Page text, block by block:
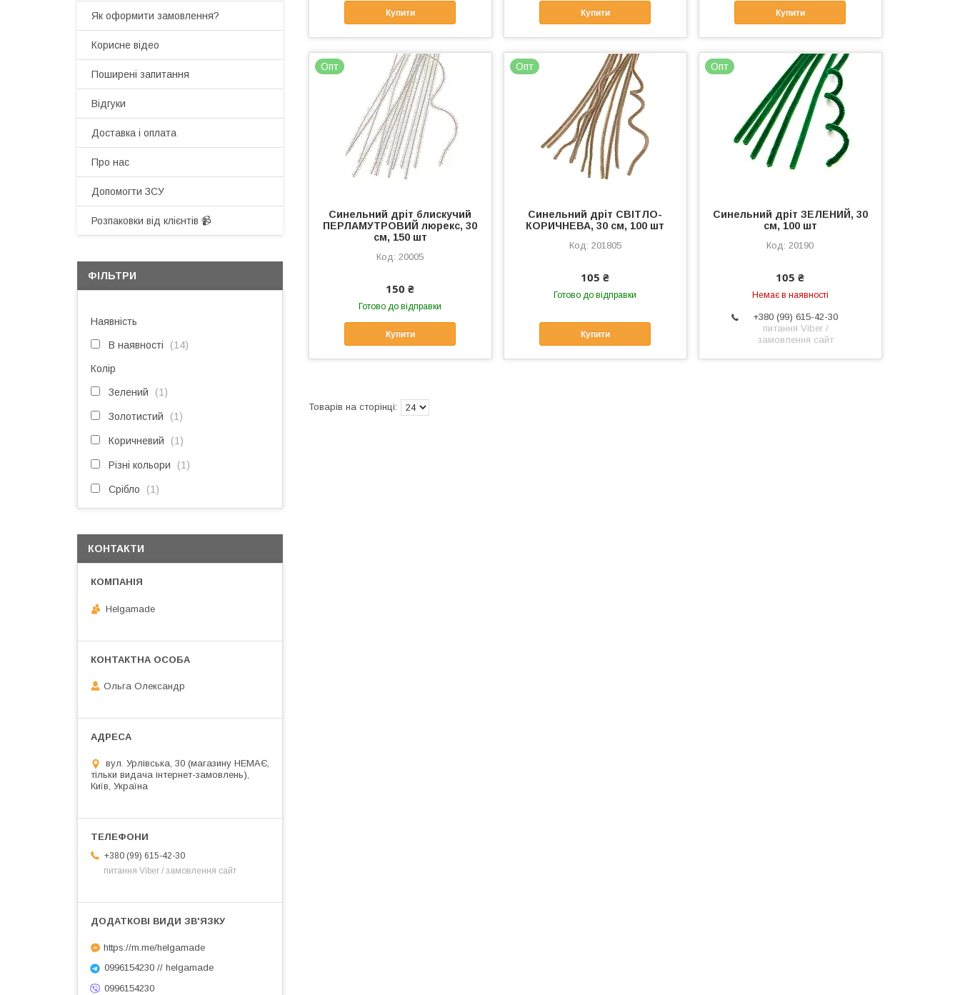
Купити Купити Купити
Опт
Синельний дріт блискучий
ПЕРЛАМУТРОВИЙ люрекс, 30
см, 150 шт
20005
150 ₴
Готово до відправки
Купити
Опт
Синельний дріт СВІТЛО-
КОРИЧНЕВА, 30 см, 100 шт
201805
105 ₴
Готово до відправки
Купити
Опт
Синельний дріт ЗЕЛЕНИЙ, 30
см, 100 шт
20190
105 ₴
Немає в наявності
+380 (99) 615-42-30
питання Viber /
замовлення сайт
Як оформити замовлення?
Корисне відео
Поширені запитання
Відгуки
Доставка і оплата
Про нас
Допомогти ЗСУ
Розпаковки від клієнтів 📹
ФІЛЬТРИ
Наявність
В наявності 14
Колір
Зелений 1
Золотистий 1
Коричневий 1
Різні кольори 1
Срібло 1
КОНТАКТИ
Helgamade
Ольга Олександр
вул. Урлівська, 30 (магазину НЕМАЄ,
тільки видача інтернет-замовлень),
Київ, Україна
+380 (99) 615-42-30
питання Viber / замовлення сайт
https://m.me/helgamade
0996154230 // helgamade
0996154230